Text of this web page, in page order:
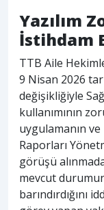
Yazılım
İstihdam
TTB Aile
9 Nisan 2026
değişikliğiyle
kullanımının
uygulamanın ve
Raporları
görüşü
mevcut
barındırdığını